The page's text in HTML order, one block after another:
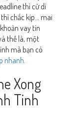
thì cứ dí
chắc kịp… mai
vay tín
thế là, một
mà bạn có
nhanh.
Xong
Tinh